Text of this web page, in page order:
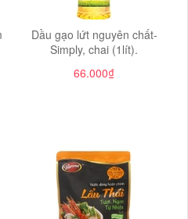
Dầu gạo lứt nguyên chất-
Simply, chai (1lít).
66.000₫